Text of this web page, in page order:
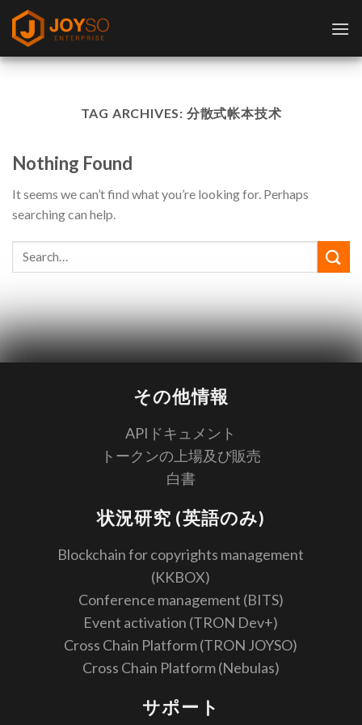
Skip
content
TAG ARCHIVES: 分散式帐本技术
Nothing Found
It seems we can’t find what you’re looking for. Perhaps
searching can help.
その他情報
APIドキュメント
トークンの上場及び販売
白書
状況研究 (英語のみ)
Blockchain for copyrights management
(KKBOX)
Conference management (BITS)
Event activation (TRON Dev+)
Cross Chain Platform (TRON JOYSO)
Cross Chain Platform (Nebulas)
サポート